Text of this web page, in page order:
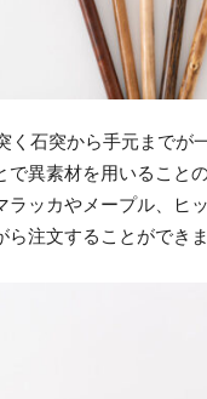
く石突から手元まで
異素材を用いること
ッカやメープル、ヒ
注文することができま